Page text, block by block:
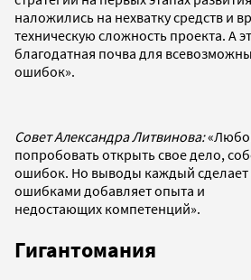
наложились на нехватку средств и
техническую сложность проекта. А
благодатная почва для
ошибок».
Совет Александра Литвинова:
попробовать открыть свое дело,
ошибок. Но выводы каждый сделает
ошибками добавляет опыта и
недостающих компетенций».
Гигантомания